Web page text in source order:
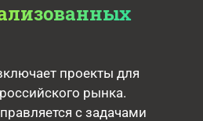
проекты для
рынка.
с задачами